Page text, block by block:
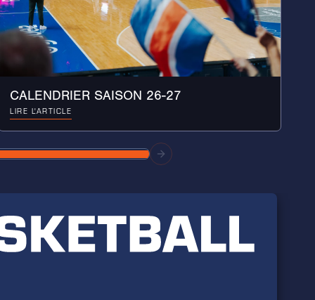
CALENDRIER SAISON 26-27
LIRE L'ARTICLE